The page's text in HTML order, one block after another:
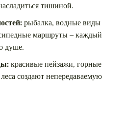
тишиной.
рыбалка, водные виды
маршруты – каждый
душе.
красивые пейзажи, горные
создают непередаваемую